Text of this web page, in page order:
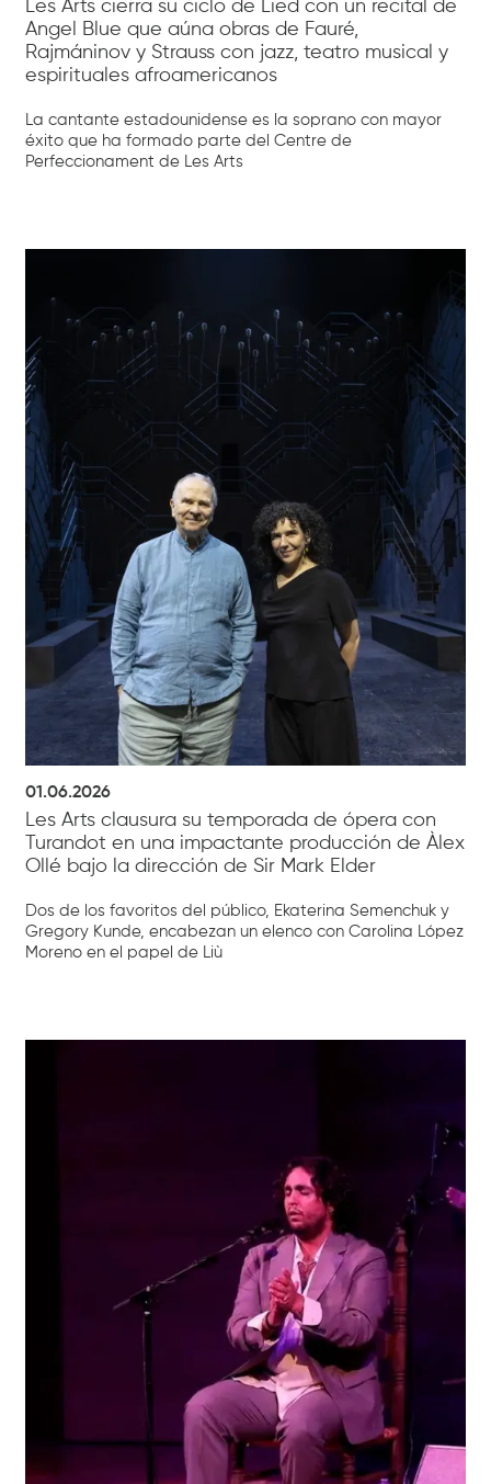
Les Arts cierra su ciclo de Lied con un recital de
Angel Blue que aúna obras de Fauré,
Rajmáninov y Strauss con jazz, teatro musical y
espirituales afroamericanos
La cantante estadounidense es la soprano con mayor
éxito que ha formado parte del Centre de
Perfeccionament de Les Arts
01.06.2026
Les Arts clausura su temporada de ópera con
Turandot en una impactante producción de Àlex
Ollé bajo la dirección de Sir Mark Elder
Dos de los favoritos del público, Ekaterina Semenchuk y
Gregory Kunde, encabezan un elenco con Carolina López
Moreno en el papel de Liù